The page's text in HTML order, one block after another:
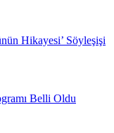
Hikayesi’ Söyleşişi
Belli Oldu